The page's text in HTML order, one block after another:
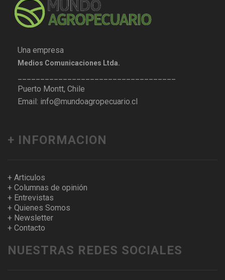
Una empresa
Medios Comunicaciones Ltda.
Puerto Montt, Chile
Email: info@mundoagropecuario.cl
+ INFORMACION
+ Articulos
+ Columnas de opinión
+ Entrevistas
+ Quienes Somos
+ Newsletter
+ Contacto
NUESTRAS REDES SOCIALES